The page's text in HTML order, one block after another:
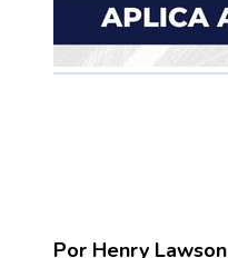
Por Henry Lawson